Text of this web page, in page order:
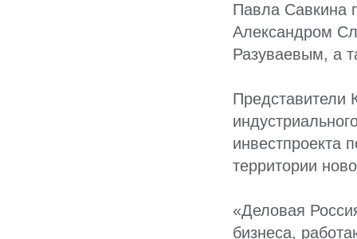
Павла Савкина
Александром
Разуваевым, а
Представители
инвестпроекта
территории
«Деловая
бизнеса,